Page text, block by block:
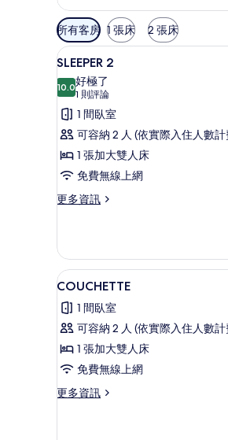
可
用
的
客
房
篩
選
件
所有客房 1 張床 2 張床
顯
示
SLEEPER
2
的
所
有
相
22
SLEEPER 2
10.010.0 分，滿分 10 分
好極了
1 則評論
(1
則
評
論)
1 間臥室
可容納 2 人 (依實際入住人數計
1 張加大雙人床
免費無線上網
更多資訊
更
的
詳
情
顯
示
COUCHETTE
的
所
有
相
18
COUCHETTE
1 間臥室
可容納 2 人 (依實際入住人數計
1 張加大雙人床
免費無線上網
更多資訊
更